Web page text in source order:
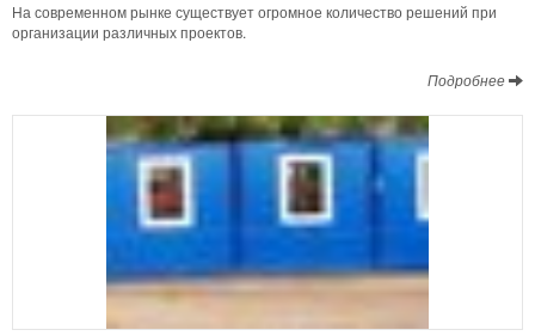
На современном рынке существует огромное количество решений при
организации различных проектов.
Подробнее